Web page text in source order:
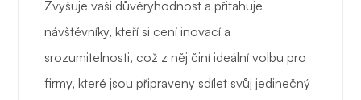
Zvyšuje vaši důvěryhodnost a přitahuje
návštěvníky, kteří si cení inovací a
srozumitelnosti, což z něj činí ideální volbu pro
firmy, které jsou připraveny sdílet svůj jedinečný